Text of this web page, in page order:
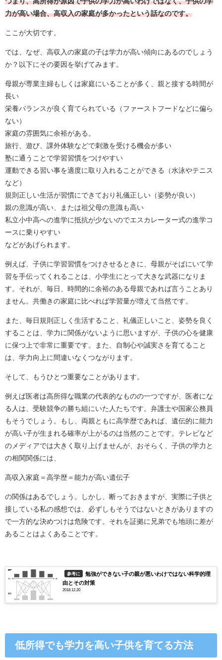
力が高い場合、高収入の家庭が多かったという話なのです。
ここが大切です。
では、なぜ、高収入の家庭の子は学力が高い傾向にあるのでしょう
か？以下にその要因を挙げてみます。
母親が専業主婦もしくは家庭にいることが多く、親と接する時間が
長い
栄養バランスが良く育てられている（ファーストフードなどに偏ら
ない）
家庭の雰囲気に余裕がある。
旅行、遊び、課外体験などで刺激を受ける機会が多い
塾に通うことで学習習慣をつけやすい
運動できる習い事を適度に取り入れることができる（水泳やテニス
など）
規則正しい生活が習慣にできており礼儀正しい（姿勢が良い）
親の意識が高い、または祖父母の意識も高い
私立小中高への進学に抵抗が少ないのでエスカレーター式の進学コ
ースに乗りやすい
などがあげられます。
例えば、子供に学習習慣をつけさせるときに、母親がそばにいて学
習を手伝ってくれることは、小学生にとって大きな武器になりま
す。それが、毎日、時間的に余裕のある母親であれば言うことあり
ません。共働きの家庭に比べれば学習量が増えて当然です。
また、毎日規則正しく生活すること、礼儀正しいこと、姿勢を良く
することは、学力に関係がないように思いますが、子供の心を健康
に保つ上で非常に重要です。また、自制心や誠実さを育てること
は、学力向上に間違いなくつながります。
そして、もうひとつ重要なことがあります。
例えば医者は高所得な職業の代表的なものの一つですが、医者にな
る人は、受験競争の勝ち組にいた人たちです。弁護士や国家公務員
もそうでしょう。もし、両親ともに高学歴であれば、遺伝的に能力
が高い子が生まれる確率が上がるのは当然のことです。テレビなど
のメディアでは大きく取り上げませんが、おそらく、子供の学力と
の相関関係には、
高収入家庭＝高学歴＝能力が高い遺伝子
の関係はあるでしょう。しかし、断っておきますが、実際に子供と
接している私の感想では、必ずしもそうではないときがありますの
で一方的な決めつけは危険です。それを証拠に兄弟でも地頭に差が
あることはよくあることです。
参考に
勉強ができない子の親が悪いわけではない科学的理
由とその対策
2018.12.20
低所得でも学力を高い子供を育てる方法